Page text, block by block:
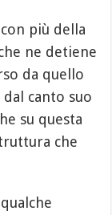
più della
ne detiene
da quello
canto suo
su questa
che